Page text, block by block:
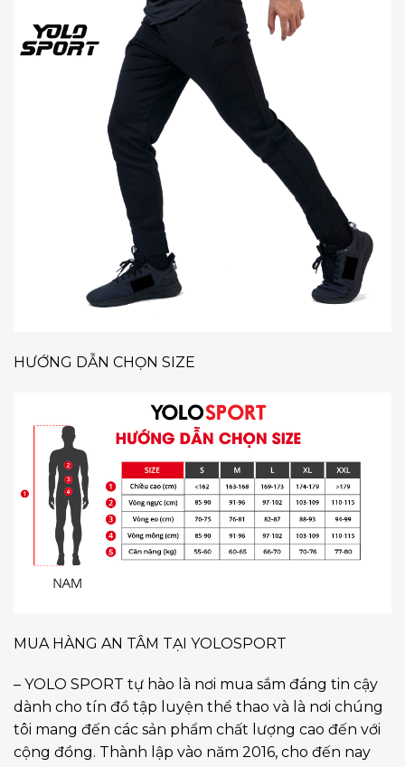
HƯỚNG DẪN CHỌN SIZE
MUA HÀNG AN TÂM TẠI YOLOSPORT
– YOLO SPORT tự hào là nơi mua sắm đáng tin cậy
dành cho tín đồ tập luyện thể thao và là nơi chúng
tôi mang đến các sản phẩm chất lượng cao đến với
cộng đồng. Thành lập vào năm 2016, cho đến nay